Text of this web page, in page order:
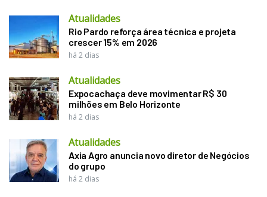
Atualidades
Rio Pardo reforça área técnica e projeta
crescer 15% em 2026
há 2 dias
Atualidades
Expocachaça deve movimentar R$ 30
milhões em Belo Horizonte
há 2 dias
Atualidades
Axia Agro anuncia novo diretor de Negócios
do grupo
há 2 dias